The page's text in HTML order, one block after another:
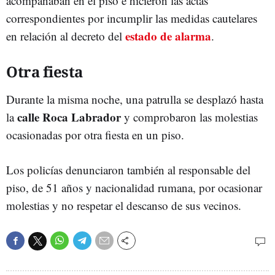
correspondientes por incumplir las medidas cautelares
en relación al decreto del estado de alarma.
Otra fiesta
Durante la misma noche, una patrulla se desplazó hasta
lacalle Roca Labradory comprobaron las molestias
ocasionadas por otra fiesta en un piso.
Los policías denunciaron también al responsable del
piso, de 51 años y nacionalidad rumana, por ocasionar
molestias y no respetar el descanso de sus vecinos.